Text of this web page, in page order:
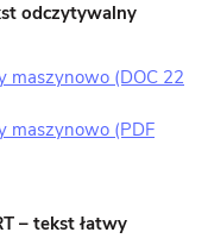
odczytywalny
maszynowo (DOC 22
maszynowo (PDF
– tekst łatwy